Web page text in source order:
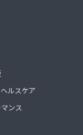
ルスケア
ンス